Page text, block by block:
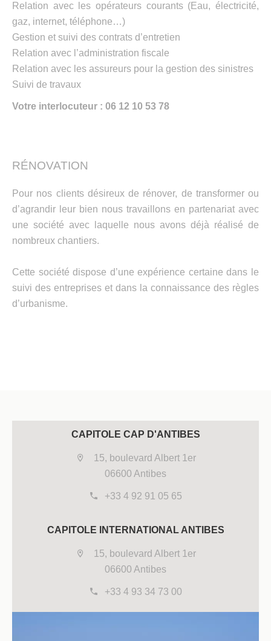
Relation avec les opérateurs courants (Eau, électricité,
gaz, internet, téléphone…)
Gestion et suivi des contrats d’entretien
Relation avec l’administration fiscale
Relation avec les assureurs pour la gestion des sinistres
Suivi de travaux
Votre interlocuteur : 06 12 10 53 78
RÉNOVATION
Pour nos clients désireux de rénover, de transformer ou
d’agrandir leur bien nous travaillons en partenariat avec
une société avec laquelle nous avons déjà réalisé de
nombreux chantiers.
Cette société dispose d’une expérience certaine dans le
suivi des entreprises et dans la connaissance des règles
d’urbanisme.
CAPITOLE CAP D'ANTIBES
15, boulevard Albert 1er
06600 Antibes
+33 4 92 91 05 65
CAPITOLE INTERNATIONAL ANTIBES
15, boulevard Albert 1er
06600 Antibes
+33 4 93 34 73 00